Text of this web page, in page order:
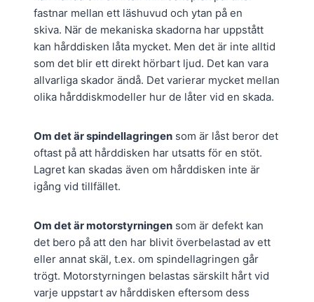
fastnar mellan ett läshuvud och ytan på en
skiva. När de mekaniska skadorna har uppstått
kan hårddisken låta mycket. Men det är inte alltid
som det blir ett direkt hörbart ljud. Det kan vara
allvarliga skador ändå. Det varierar mycket mellan
olika hårddiskmodeller hur de låter vid en skada.
Om det är spindellagringen som är låst beror det
oftast på att hårddisken har utsatts för en stöt.
Lagret kan skadas även om hårddisken inte är
igång vid tillfället.
Om det är motorstyrningen som är defekt kan
det bero på att den har blivit överbelastad av ett
eller annat skäl, t.ex. om spindellagringen går
trögt. Motorstyrningen belastas särskilt hårt vid
varje uppstart av hårddisken eftersom dess